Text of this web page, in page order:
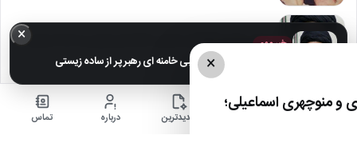
عکس های خانوادگی مجتبی خامنه ای رهبر پر از ساده زیستی
عکس| نیلوفر خوش خلق همسر سابق امین حیایی با چادر
×
منوچهری اسماعیلی؛
× خبر مهم
عکس های خانوادگی مجتبی خامنه ای رهبر پر از ساده زیستی
جدیدترین درباره تماس